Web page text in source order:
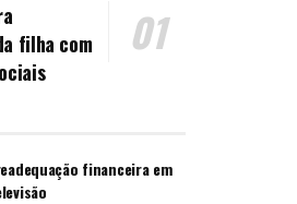
filha com
financeira em